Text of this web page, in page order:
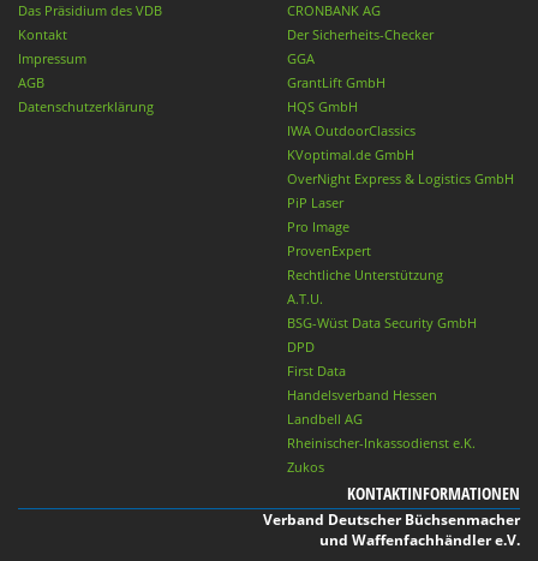
Das Präsidium des VDB
Kontakt
Impressum
AGB
Datenschutzerklärung
CRONBANK AG
Der Sicherheits-Checker
GGA
GrantLift GmbH
HQS GmbH
IWA OutdoorClassics
KVoptimal.de GmbH
OverNight Express & Logistics GmbH
PiP Laser
Pro Image
ProvenExpert
Rechtliche Unterstützung
A.T.U.
BSG-Wüst Data Security GmbH
DPD
First Data
Handelsverband Hessen
Landbell AG
Rheinischer-Inkassodienst e.K.
Zukos
KONTAKTINFORMATIONEN
Verband Deutscher Büchsenmacher
und Waffenfachhändler e.V.